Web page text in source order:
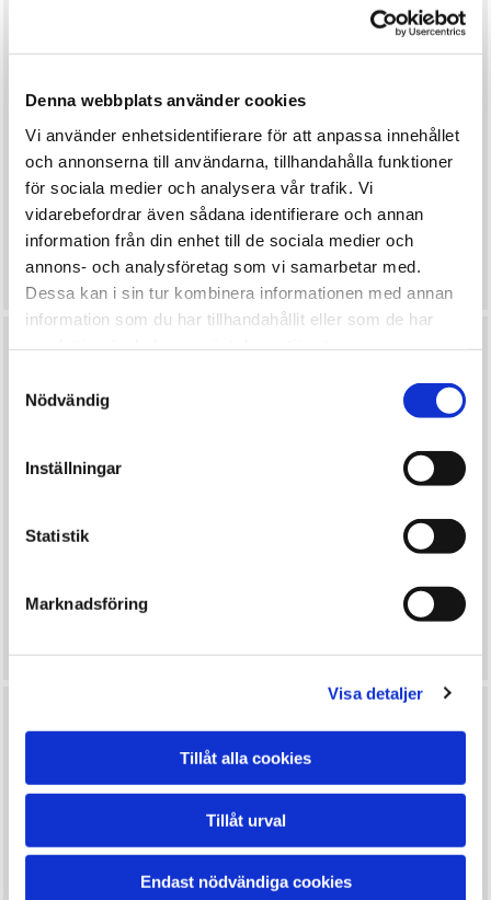
Denna webbplats använder cookies
Vi använder enhetsidentifierare för att anpassa innehållet
och annonserna till användarna, tillhandahålla funktioner
för sociala medier och analysera vår trafik. Vi
vidarebefordrar även sådana identifierare och annan
information från din enhet till de sociala medier och
annons- och analysföretag som vi samarbetar med.
Dessa kan i sin tur kombinera informationen med annan
information som du har tillhandahållit eller som de har
Nödvändig
Inställningar
Statistik
Marknadsföring
Visa detaljer
Tillåt alla cookies
Tillåt urval
Endast nödvändiga cookies
Strängläggare